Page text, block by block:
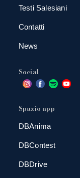
Testi Salesiani
Contatti
News
Social
Spazio app
DBAnima
DBContest
DBDrive